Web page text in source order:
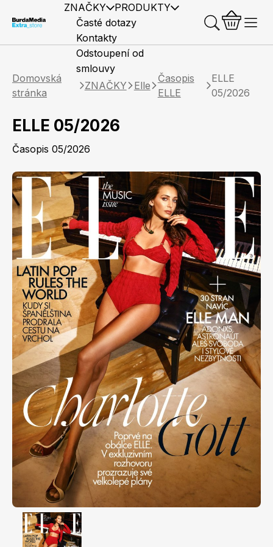
ZNAČKY PRODUKTY
Marianne
Apetit
Svět ženy
Elle Decoration
Marianne Bydlení
Marianne Venkov & styl
Knihy Merch
Časté dotazy
Kontakty
Odstoupení od
smlouvy
Domovská
stránka
ZNAČKY Elle
Časopis
ELLE
ELLE
05/2026
ELLE 05/2026
Časopis 05/2026